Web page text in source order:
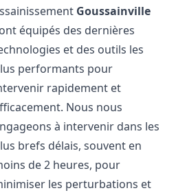
Goussainville
équipés des dernières
et des outils les
performants pour
rapidement et
Nous nous
à intervenir dans les
brefs délais, souvent en
de 2 heures, pour
les perturbations et